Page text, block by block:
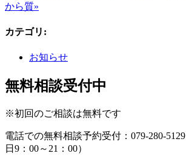
から質»
カテゴリ :
お知らせ
無料相談受付中
※初回のご相談は無料です
電話での無料相談予約受付： 079-280-5129
日9：00～21：00）